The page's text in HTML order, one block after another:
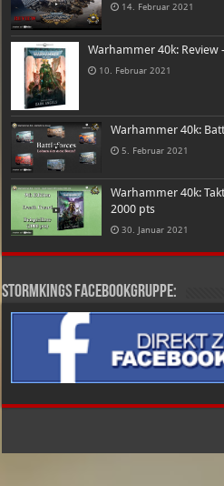
14. Februar 2021
Warhammer 40k: Review
10. Februar 2021
Warhammer 40k:
5. Februar 2021
Warhammer 40k:
2000 pts
30. Januar 2021
Stormkings Facebookgruppe: